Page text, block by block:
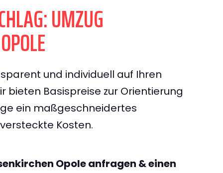
UMZUG
und individuell auf Ihren
bieten Basispreise zur Orientierung
ein maßgeschneidertes
Kosten.
Opole anfragen & einen